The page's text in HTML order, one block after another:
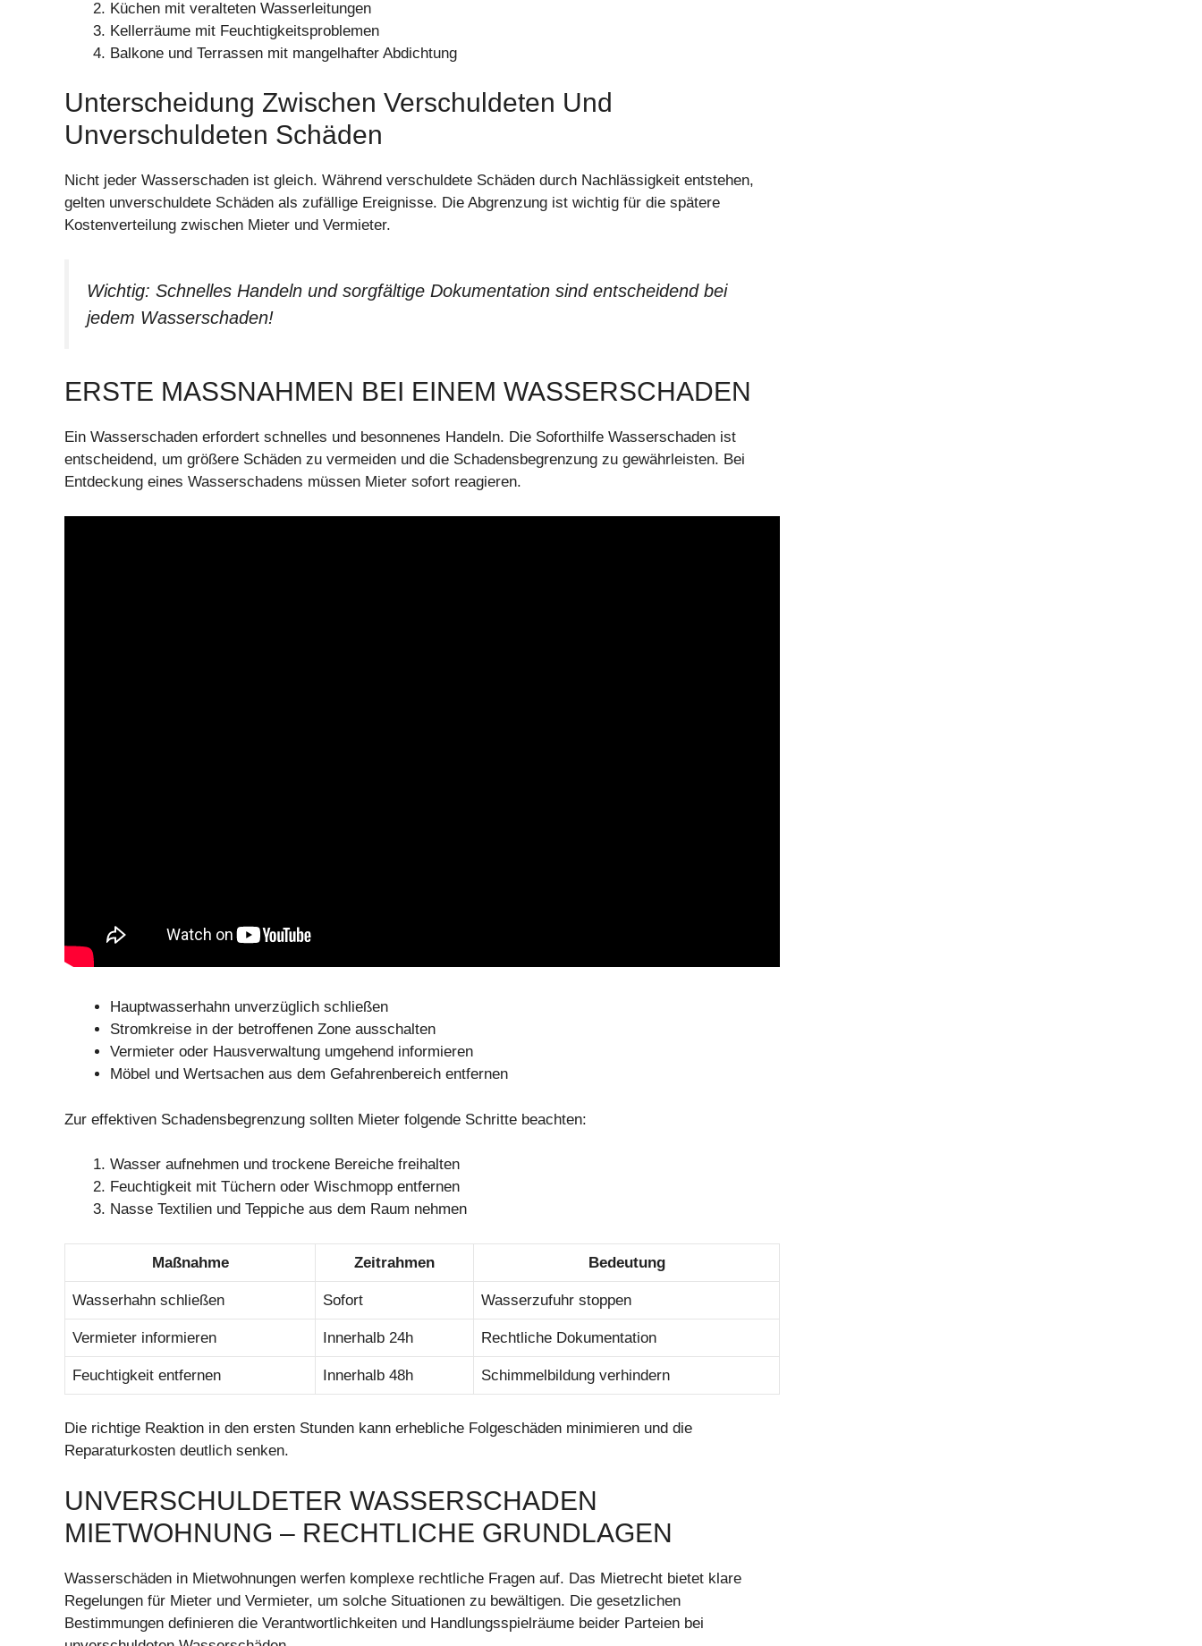
Küchen mit veralteten Wasserleitungen
Kellerräume mit Feuchtigkeitsproblemen
Balkone und Terrassen mit mangelhafter Abdichtung
Unterscheidung Zwischen Verschuldeten Und
Unverschuldeten Schäden
Nicht jeder Wasserschaden ist gleich. Während verschuldete Schäden durch Nachlässigkeit entstehen,
gelten unverschuldete Schäden als zufällige Ereignisse. Die Abgrenzung ist wichtig für die spätere
Kostenverteilung zwischen Mieter und Vermieter.
Wichtig: Schnelles Handeln und sorgfältige Dokumentation sind entscheidend bei
jedem Wasserschaden!
ERSTE MASSNAHMEN BEI EINEM WASSERSCHADEN
Ein Wasserschaden erfordert schnelles und besonnenes Handeln. Die Soforthilfe Wasserschaden ist
entscheidend, um größere Schäden zu vermeiden und die Schadensbegrenzung zu gewährleisten. Bei
Entdeckung eines Wasserschadens müssen Mieter sofort reagieren.
Hauptwasserhahn unverzüglich schließen
Stromkreise in der betroffenen Zone ausschalten
Vermieter oder Hausverwaltung umgehend informieren
Möbel und Wertsachen aus dem Gefahrenbereich entfernen
Zur effektiven Schadensbegrenzung sollten Mieter folgende Schritte beachten:
Wasser aufnehmen und trockene Bereiche freihalten
Feuchtigkeit mit Tüchern oder Wischmopp entfernen
Nasse Textilien und Teppiche aus dem Raum nehmen
Maßnahme Zeitrahmen Bedeutung
Wasserhahn schließen Sofort Wasserzufuhr stoppen
Vermieter informieren Innerhalb 24h Rechtliche Dokumentation
Feuchtigkeit entfernen Innerhalb 48h Schimmelbildung verhindern
Die richtige Reaktion in den ersten Stunden kann erhebliche Folgeschäden minimieren und die
Reparaturkosten deutlich senken.
UNVERSCHULDETER WASSERSCHADEN
MIETWOHNUNG – RECHTLICHE GRUNDLAGEN
Wasserschäden in Mietwohnungen werfen komplexe rechtliche Fragen auf. Das Mietrecht bietet klare
Regelungen für Mieter und Vermieter, um solche Situationen zu bewältigen. Die gesetzlichen
Bestimmungen definieren die Verantwortlichkeiten und Handlungsspielräume beider Parteien bei